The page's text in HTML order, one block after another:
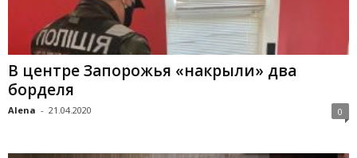
В центре Запорожья «накрыли» два
борделя
Alena - 21.04.2020 0